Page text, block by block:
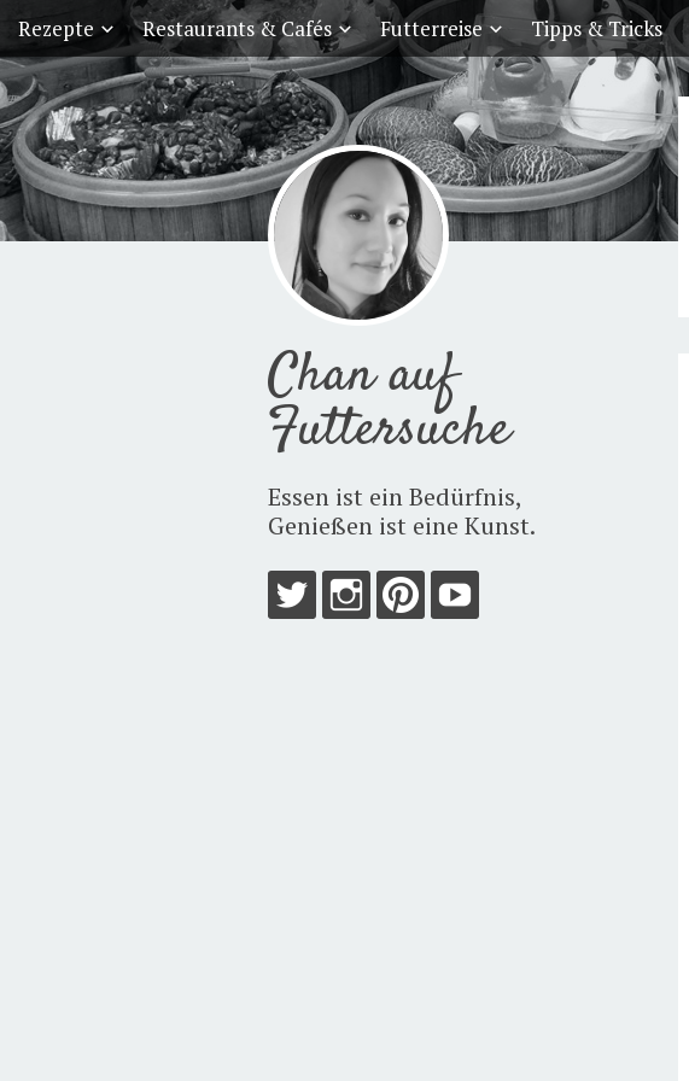
Rezepte Restaurants & Cafés Futterreise Tipps & Tricks
Chan auf
Futtersuche
Essen ist ein Bedürfnis,
Genießen ist eine Kunst.